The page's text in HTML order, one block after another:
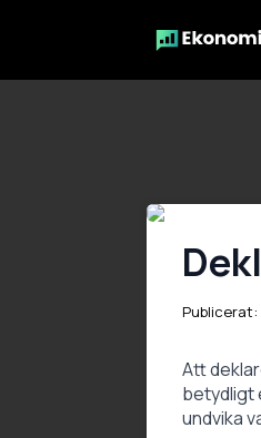
Publicerat:
Att
betydligt
undvika